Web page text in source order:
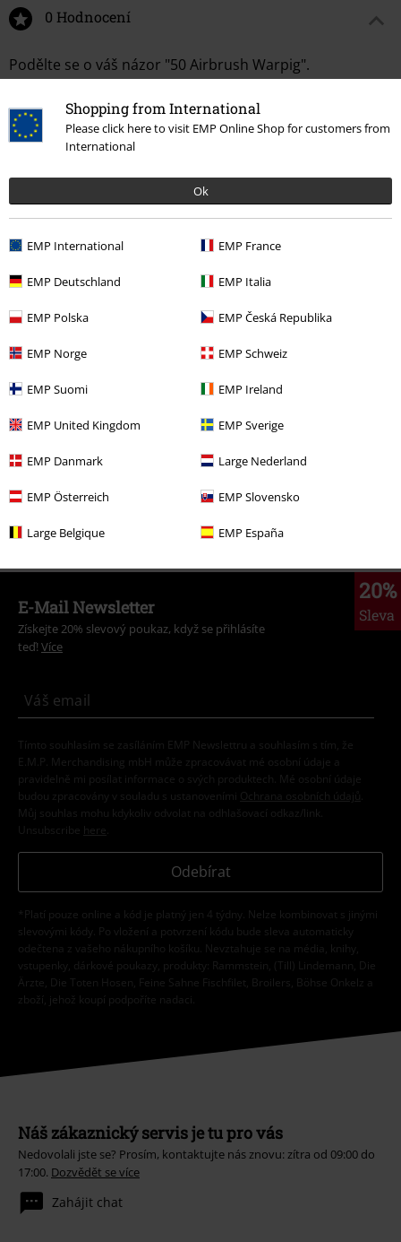
Shopping from International
Please click here to visit EMP Online Shop for customers from
International
Ok
EMP International EMP France
EMP Deutschland EMP Italia
EMP Polska EMP Česká Republika
EMP Norge EMP Schweiz
EMP Suomi EMP Ireland
EMP United Kingdom EMP Sverige
EMP Danmark Large Nederland
EMP Österreich EMP Slovensko
Large Belgique EMP España
0 Hodnocení
Podělte se o váš názor "50 Airbrush Warpig".
Napsat hodnocení
More categories. More options.
20%
Sleva
E-Mail Newsletter
Získejte 20% slevový poukaz, když se přihlásíte
teď! Více
Tímto souhlasím se zasíláním EMP Newslettru a souhlasím s tím, že
E.M.P. Merchandising mbH může zpracovávat mé osobní údaje a
pravidelně mi posílat informace o svých produktech. Mé osobní údaje
budou zpracovány v souladu s ustanoveními
Ochrana osobních údajů
Můj souhlas mohu kdykoliv odvolat na odhlašovací odkaz/link.
Unsubscribe here
Odebírat
*Platí pouze online a kód je platný jen 4 týdny. Nelze kombinovat s jinými
slevovými kódy. Po vložení a potvrzení kódu bude sleva automaticky
odečtena z vašeho nákupního košíku. Nevztahuje se na média, knihy,
vstupenky, dárkové poukazy, produkty: Rammstein, (Till) Lindemann, Die
Ärzte, Die Toten Hosen, Feine Sahne Fischfilet, Broilers, Böhse Onkelz a
zboží, jehož koupí podpoříte nadaci.
Náš zákaznický servis je tu pro vás
Nedovolali jste se? Prosím, kontaktujte nás znovu: zítra od 09:00 do
17:00. Dozvědět se více
Zahájit chat